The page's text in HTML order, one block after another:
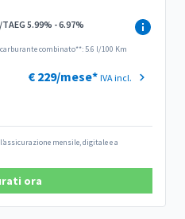
5.99% - 6.97%
combinato**: 5.6 l/100 Km
€ 229/mese* IVA incl.
mensile, digitale e a
ora